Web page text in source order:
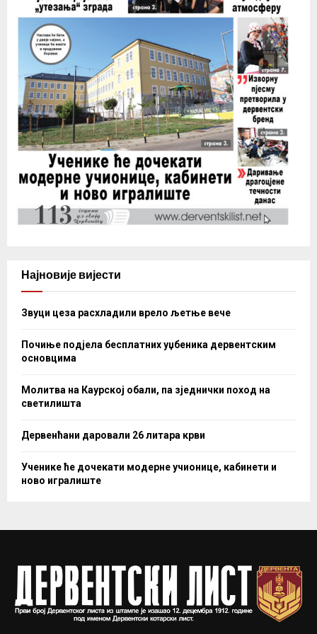
Најновије вијести
Звуци цеза расхладили врело љетње вече
Почиње подјела бесплатних уџбеника дервентским
основцима
Молитва на Каурској обали, па зједнички поход на
светилишта
Дервенћани даровали 26 литара крви
Ученике ће дочекати модерне учионице, кабинети и
ново игралиште